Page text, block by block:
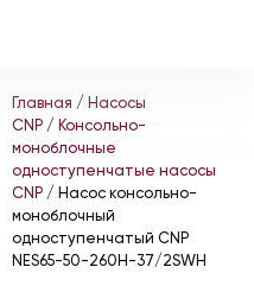
Главная / Насосы
CNP / Консольно-
моноблочные
одноступенчатые насосы
CNP / Насос консольно-
моноблочный
одноступенчатый CNP
NES65-50-260H-37/2SWH